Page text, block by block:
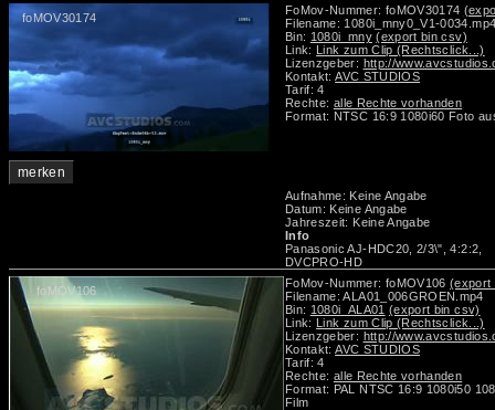
foMOV30174
merken
FoMov-Nummer: foMOV30174
Filename: 1080i_mny0_V1-
Bin: 1080i_mny (export bin csv)
Link: Link zum Clip (Rechtsclick...)
Lizenzgeber: http://
Kontakt:AVC STUDIOS
Tarif: 4
Rechte: alle Rechte vorhanden
Format: NTSC 16:9 1080i60 Foto
Aufnahme: Keine Angabe
Datum: Keine Angabe
Jahreszeit: Keine Angabe
Info
Panasonic AJ-HDC20, 2/3\", 4:2:2,
DVCPRO-HD
foMOV106
FoMov-Nummer: foMOV106(export
Filename: ALA01_006GROEN.mp4
Bin: 1080i_ALA01 (export bin csv)
Link: Link zum Clip (Rechtsclick...)
Lizenzgeber: http://
Kontakt:AVC STUDIOS
Tarif: 4
Rechte: alle Rechte vorhanden
Format: PAL NTSC 16:9 1080i50
Film